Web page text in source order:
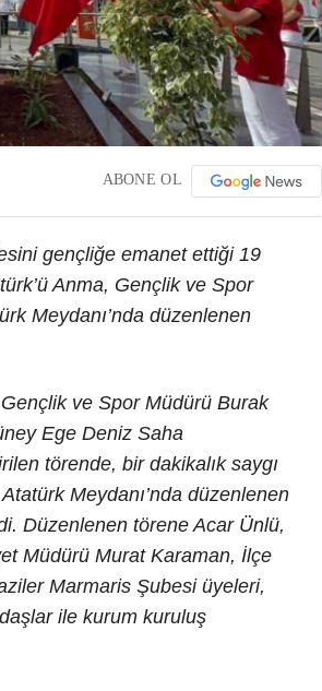
ABONE OL
gençliğe emanet ettiği 19
Anma, Gençlik ve Spor
Meydanı’nda düzenlenen
ve Spor Müdürü Burak
Ege Deniz Saha
törende, bir dakikalık saygı
Meydanı’nda düzenlenen
Düzenlenen törene Acar Ünlü,
Müdürü Murat Karaman, İlçe
Marmaris Şubesi üyeleri,
ile kurum kuruluş